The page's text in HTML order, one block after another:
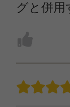
グと併